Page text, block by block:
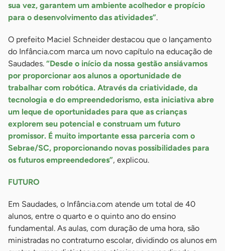
sua vez, garantem um ambiente acolhedor e propício
para o desenvolvimento das atividades”.
O prefeito Maciel Schneider destacou que o lançamento
do Infância.com marca um novo capítulo na educação de
Saudades. “Desde o início da nossa gestão ansiávamos
por proporcionar aos alunos a oportunidade de
trabalhar com robótica. Através da criatividade, da
tecnologia e do empreendedorismo, esta iniciativa abre
um leque de oportunidades para que as crianças
explorem seu potencial e construam um futuro
promissor. É muito importante essa parceria com o
Sebrae/SC, proporcionando novas possibilidades para
os futuros empreendedores”, explicou.
FUTURO
Em Saudades, o Infância.com atende um total de 40
alunos, entre o quarto e o quinto ano do ensino
fundamental. As aulas, com duração de uma hora, são
ministradas no contraturno escolar, dividindo os alunos em